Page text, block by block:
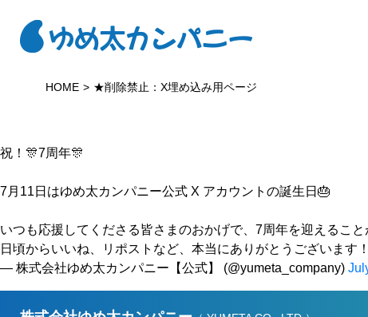
HOME ★削除禁止：X埋め込み用ページ
祝！🎊7周年🎊
7月11日はゆめ太カンパニー公式 X アカウントの誕生日🎂
いつも応援してくださる皆さまのおかげで、7周年を迎えること
日頃からいいね、リポストなど、本当にありがとうございます
— 株式会社ゆめ太カンパニー【公式】 (@yumeta_company)